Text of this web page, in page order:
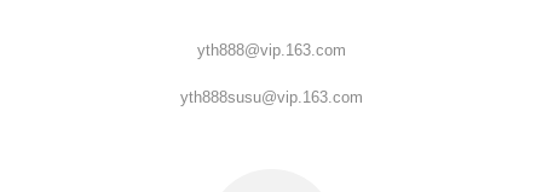
yth888@vip.163.com
yth888susu@vip.163.com